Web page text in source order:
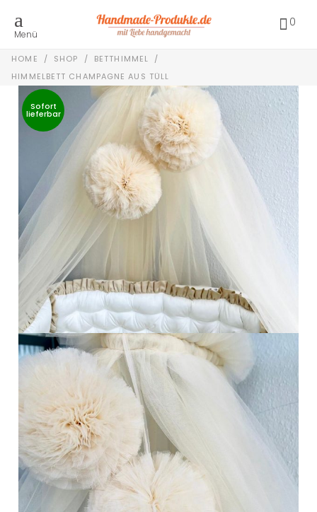
Menü
0
HOME / SHOP / BETTHIMMEL /
HIMMELBETT CHAMPAGNE AUS TÜLL
Sofort
lieferbar